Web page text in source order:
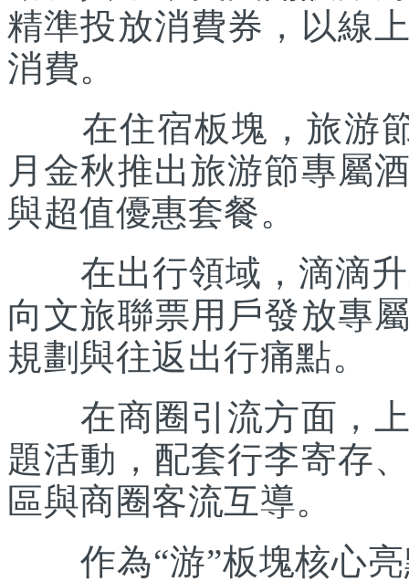
精準投放消費券，以線
消費。
在住宿板塊，旅游節
月金秋推出旅游節專屬
與超值優惠套餐。
在出行領域，滴滴升
向文旅聯票用戶發放專
規劃與往返出行痛點。
在商圈引流方面，上
題活動，配套行李寄存
區與商圈客流互導。
作為“游”板塊核心亮